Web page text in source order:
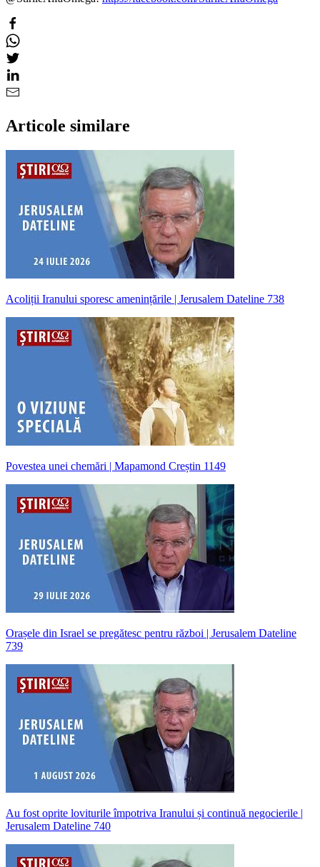
Articole similare
Acoliții Iranului sporesc amenințările | Jerusalem Dateline 738
Povestea unei chemări | Mapamond Creștin 1149
Orașele din Israel se pregătesc pentru război | Jerusalem Dateline
739
Au fost oprite loviturile împotriva Iranului și continuă negocierile |
Jerusalem Dateline 740